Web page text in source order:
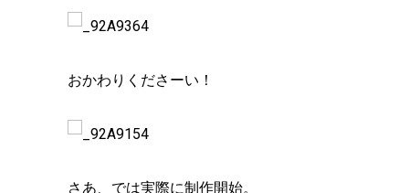
おかわりくださーい！
さあ、では実際に制作開始。